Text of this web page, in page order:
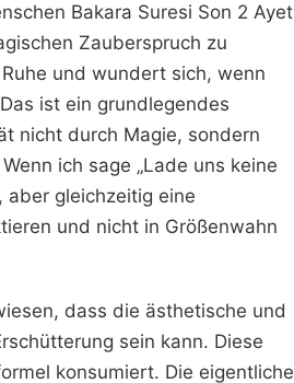
Bakara Suresi Son 2 Ayet
Zauberspruch zu
und wundert sich, wenn
ist ein grundlegendes
nicht durch Magie, sondern
ich sage „Lade uns keine
aber gleichzeitig eine
und nicht in Größenwahn
dass die ästhetische und
sein kann. Diese
konsumiert. Die eigentliche